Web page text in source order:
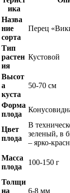
ика
Назва
ние
сорта
Перец
Тип
растен
ия
Кустовой
Высот
а
куста
50-70 см
Форма
плода
Цвет
плода
В
зеленый, в
– ярко-
Масса
плода
100-150 г
Толщи
на
6-8 мм